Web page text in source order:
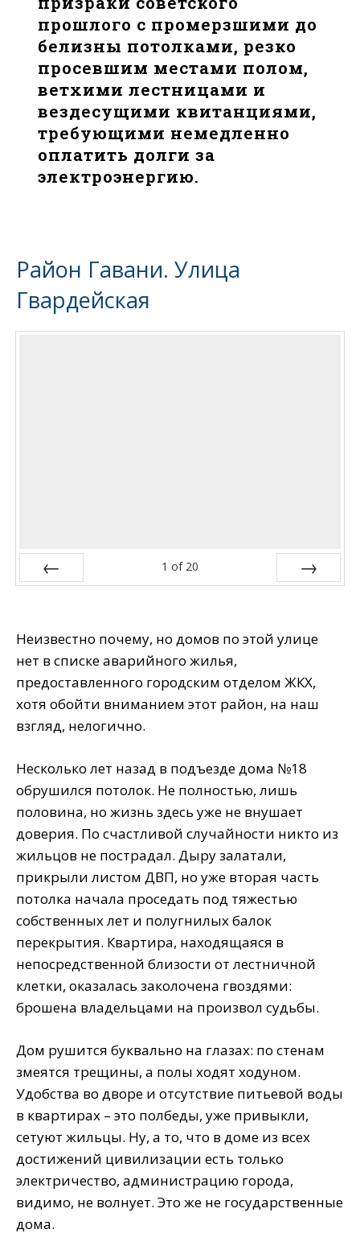
прошлого с промерзшими до
белизны потолками, резко
просевшим местами полом,
ветхими лестницами и
вездесущими квитанциями,
требующими немедленно
оплатить долги за
электроэнергию.
Район Гавани. Улица
Гвардейская
1 of 20
Неизвестно почему, но домов по этой улице
нет в списке аварийного жилья,
предоставленного городским отделом ЖКХ,
хотя обойти вниманием этот район, на наш
взгляд, нелогично.
Несколько лет назад в подъезде дома №18
обрушился потолок. Не полностью, лишь
половина, но жизнь здесь уже не внушает
доверия. По счастливой случайности никто из
жильцов не пострадал. Дыру залатали,
прикрыли листом ДВП, но уже вторая часть
потолка начала проседать под тяжестью
собственных лет и полугнилых балок
перекрытия. Квартира, находящаяся в
непосредственной близости от лестничной
клетки, оказалась заколочена гвоздями:
брошена владельцами на произвол судьбы.
Дом рушится буквально на глазах: по стенам
змеятся трещины, а полы ходят ходуном.
Удобства во дворе и отсутствие питьевой воды
в квартирах – это полбеды, уже привыкли,
сетуют жильцы. Ну, а то, что в доме из всех
достижений цивилизации есть только
электричество, администрацию города,
видимо, не волнует. Это же не государственные
дома.